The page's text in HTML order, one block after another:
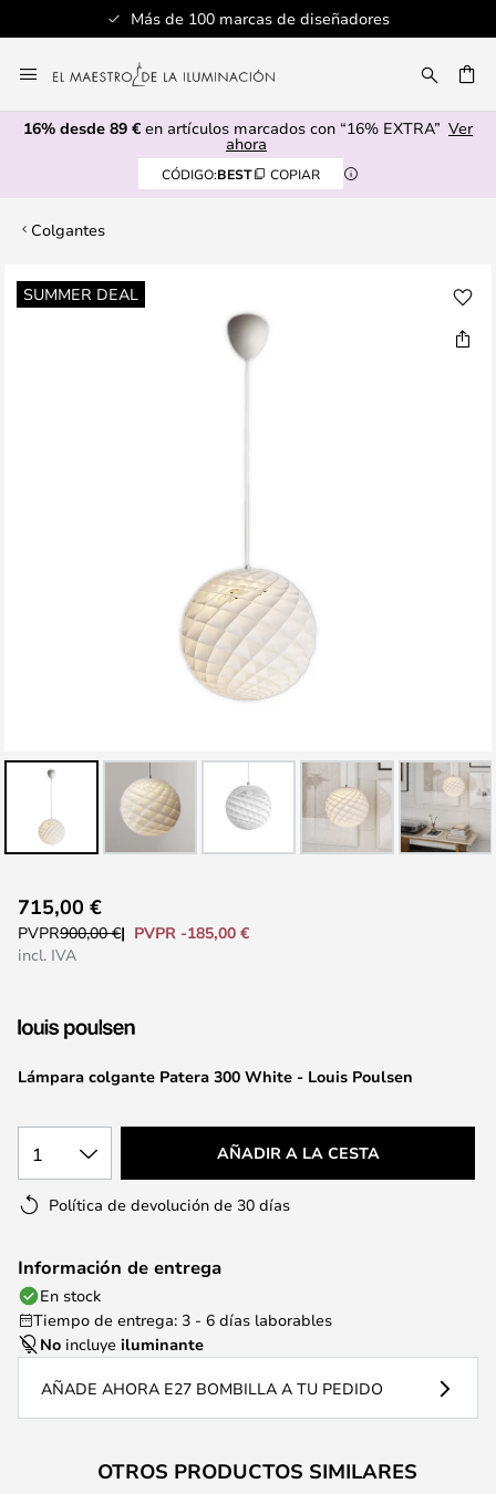
Más de 100 marcas de diseñadores
al
contenido
16% desde 89 € en artículos marcados con “16% EXTRA” Ver
ahora
CÓDIGO:BEST COPIAR
Colgantes
SUMMER DEAL
Saltar
al
comienzo
galería
imágenes
Lámpara colgante Patera 300 White - Louis Poulsen
715,00 €
PVPR900,00 €
PVPR -185,00 €
incl. IVA
1 AÑADIR A LA CESTA
Política de devolución de 30 días
Información de entrega
En stock
Tiempo de entrega: 3 - 6 días laborables
No incluye iluminante
AÑADE AHORA E27 BOMBILLA A TU PEDIDO
OTROS PRODUCTOS SIMILARES